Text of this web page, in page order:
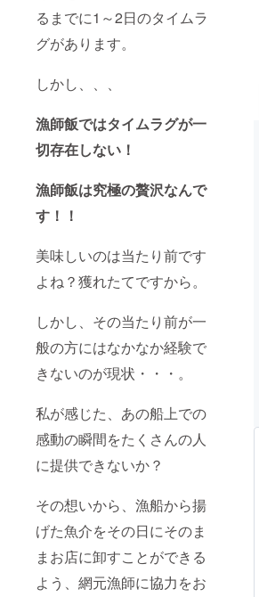
るまでに1～2日のタイムラ
グがあります。
しかし、、、
漁師飯ではタイムラグが一
切存在しない！
漁師飯は究極の贅沢なんで
す！！
美味しいのは当たり前です
よね？獲れたてですから。
しかし、その当たり前が一
般の方にはなかなか経験で
きないのが現状・・・。
私が感じた、あの船上での
感動の瞬間をたくさんの人
に提供できないか？
その想いから、漁船から揚
げた魚介をその日にそのま
まお店に卸すことができる
よう、網元漁師に協力をお